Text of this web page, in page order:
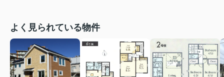
よく見られている物件